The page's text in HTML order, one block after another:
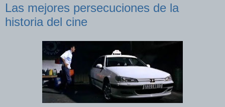
Las mejores persecuciones de la
historia del cine